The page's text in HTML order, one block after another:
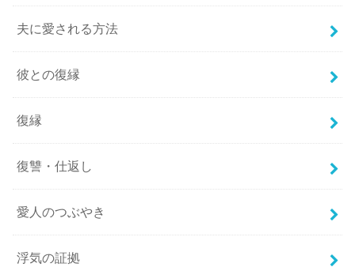
夫に愛される方法
彼との復縁
復縁
復讐・仕返し
愛人のつぶやき
浮気の証拠